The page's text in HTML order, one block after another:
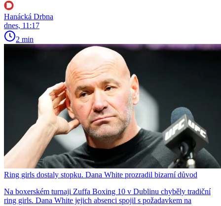
Hanácká Drbna
dnes, 11:17
2 min
Ring girls dostaly stopku. Dana White prozradil bizarní důvod
Na boxerském turnaji Zuffa Boxing 10 v Dublinu chyběly tradiční
ring girls. Dana White jejich absenci spojil s požadavkem na